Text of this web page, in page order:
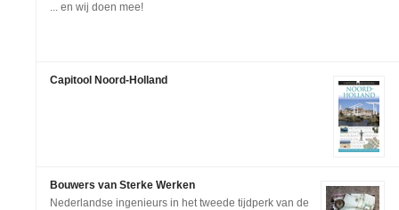
... en wij doen mee!
Capitool Noord-Holland
Bouwers van Sterke Werken
Nederlandse ingenieurs in het tweede tijdperk van de